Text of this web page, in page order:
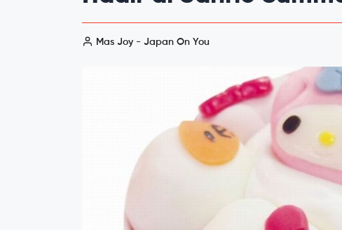
Mas Joy - Japan On You